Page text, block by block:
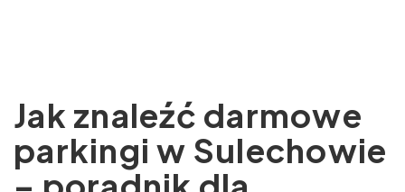
Jak znaleźć darmowe
parkingi w Sulechowie